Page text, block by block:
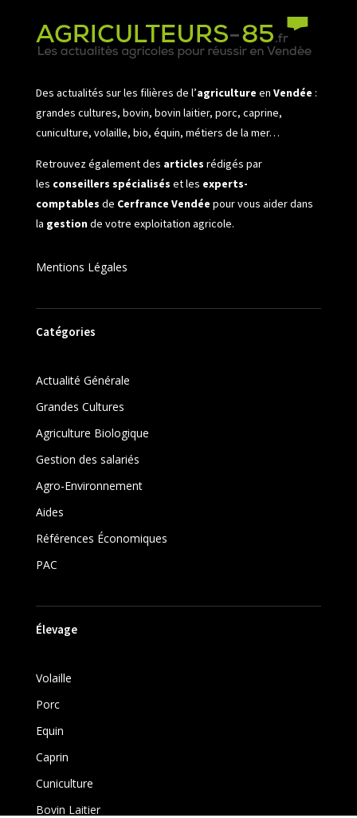
Des actualités sur les filières de l’agriculture en Vendée :
grandes cultures, bovin, bovin laitier, porc, caprine,
cuniculture, volaille, bio, équin, métiers de la mer…
Retrouvez également des articles rédigés par
les conseillers spécialisés et les experts-
comptables de Cerfrance Vendée pour vous aider dans
la gestionde votre exploitation agricole.
Mentions Légales
Catégories
Actualité Générale
Grandes Cultures
Agriculture Biologique
Gestion des salariés
Agro-Environnement
Aides
Références Économiques
PAC
Élevage
Volaille
Porc
Equin
Caprin
Cuniculture
Bovin Laitier